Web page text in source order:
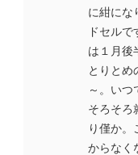
に紺にな
ドセル
は１月後
とりとめ
～。い
そろそろ
り僅か
からなく